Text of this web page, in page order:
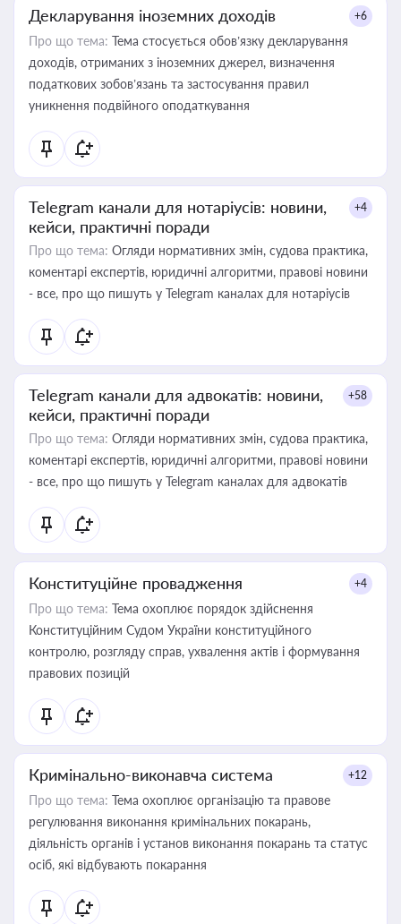
Декларування іноземних доходів +6
Про що тема: Тема стосується обов’язку декларування
доходів, отриманих з іноземних джерел, визначення
податкових зобов’язань та застосування правил
уникнення подвійного оподаткування
Telegram канали для нотаріусів: новини,
кейси, практичні поради
+4
Про що тема: Огляди нормативних змін, судова практика,
коментарі експертів, юридичні алгоритми, правові новини
- все, про що пишуть у Telegram каналах для нотаріусів
Telegram канали для адвокатів: новини,
кейси, практичні поради
+58
Про що тема: Огляди нормативних змін, судова практика,
коментарі експертів, юридичні алгоритми, правові новини
- все, про що пишуть у Telegram каналах для адвокатів
Конституційне провадження +4
Про що тема: Тема охоплює порядок здійснення
Конституційним Судом України конституційного
контролю, розгляду справ, ухвалення актів і формування
правових позицій
Кримінально-виконавча система +12
Про що тема: Тема охоплює організацію та правове
регулювання виконання кримінальних покарань,
діяльність органів і установ виконання покарань та статус
осіб, які відбувають покарання